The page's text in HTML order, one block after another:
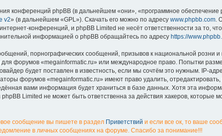
конференций phpBB (в дальнейшем «они», «программное обеспечение
v2» (в дальнейшем «GPL»). Скачать его можно по адресу www.phpbb.com .
конференций, и phpBB Limited не несёт ответственности за то,
информацией о phpBB обращайтесь по адресу https://
порнографических сообщений, призывов к национальной розни
форумов «megainformatic.ru» или международное право. Попытки
будет поставлен в известность, если мы сочтём это нужным. IP-
форумов «megainformatic.ru» имеют право удалить,
вами информация будет храниться в базе данных. Хотя эта
Limited не может быть ответственна за действия хакеров, которые
сообщение вы пишете в раздел Приветствий и если все ок, то ваше
в личных сообщениях на форуме. Спасибо за понимание!!!